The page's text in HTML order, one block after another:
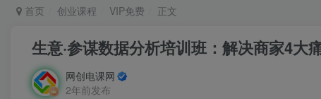
首页 创业课程 VIP免费 正文
生意·参谋数据分析培训班：解决商家4大
网创电课网
2年前发布